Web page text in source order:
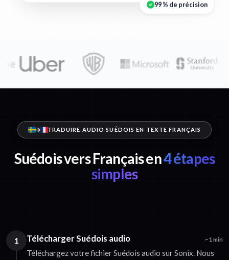
99 % de précision
TRADUIRE AUDIO SUÉDOIS EN TEXTE FRANÇAIS
Suédois vers Français en4 étapes
simples
1 Télécharger Suédois audio ~1 min
Téléchargez votre fichier Suédois audio sur Sonix. Nous